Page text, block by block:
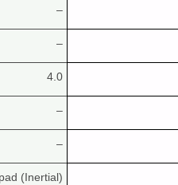
–
–
4.0
–
–
(Inertial)